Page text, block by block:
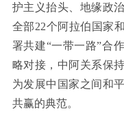
护主义抬头、地缘政
全部22个阿拉伯国家
署共建“一带一路”合
略对接，中阿关系保
为发展中国家之间和
共赢的典范。